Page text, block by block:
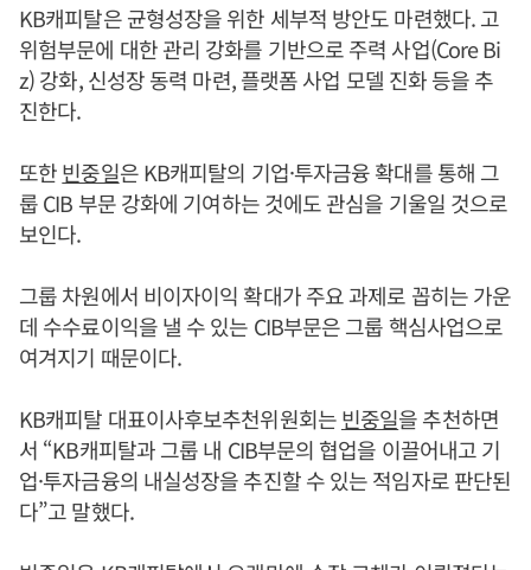
KB캐피탈은 균형성장을 위한 세부적 방안도 마련했다. 고
위험부문에 대한 관리 강화를 기반으로 주력 사업(Core Bi
z) 강화, 신성장 동력 마련, 플랫폼 사업 모델 진화 등을 추
진한다.
또한빈중일은 KB캐피탈의 기업·투자금융 확대를 통해 그
룹 CIB 부문 강화에 기여하는 것에도 관심을 기울일 것으로
보인다.
그룹 차원에서 비이자이익 확대가 주요 과제로 꼽히는 가운
데 수수료이익을 낼 수 있는 CIB부문은 그룹 핵심사업으로
여겨지기 때문이다.
KB캐피탈 대표이사후보추천위원회는빈중일을 추천하면
서 “KB캐피탈과 그룹 내 CIB부문의 협업을 이끌어내고 기
업·투자금융의 내실성장을 추진할 수 있는 적임자로 판단된
다”고 말했다.